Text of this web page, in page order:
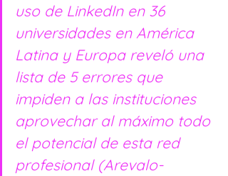
uso de LinkedIn en 36
universidades en América
Latina y Europa reveló una
lista de 5 errores que
impiden a las instituciones
aprovechar al máximo todo
el potencial de esta red
profesional (Arevalo-